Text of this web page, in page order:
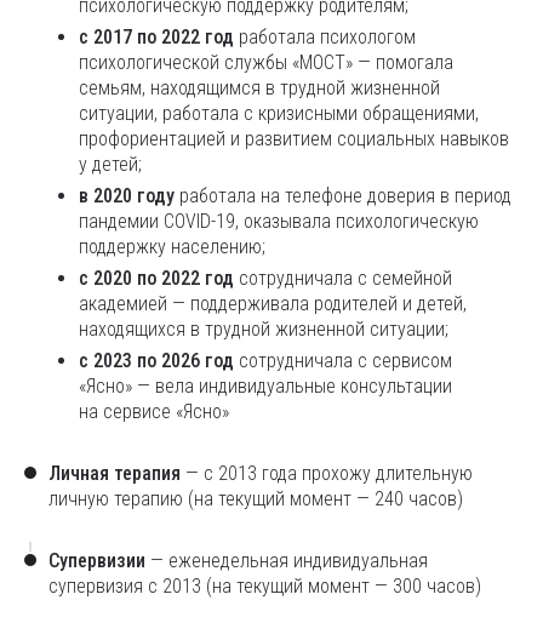
психологическую поддержку родителям;
с 2017 по 2022 год работала психологом
психологической службы «МОСТ» — помогала
семьям, находящимся в трудной жизненной
ситуации, работала с кризисными обращениями,
профориентацией и развитием социальных навыков
у детей;
в 2020 году работала на телефоне доверия в период
пандемии COVID-19, оказывала психологическую
поддержку населению;
с 2020 по 2022 год сотрудничала с семейной
академией — поддерживала родителей и детей,
находящихся в трудной жизненной ситуации;
с 2023 по 2026 год сотрудничала с сервисом
«Ясно» — вела индивидуальные консультации
на сервисе «Ясно»
Личная терапия — с 2013 года прохожу длительную
личную терапию (на текущий момент — 240 часов)
Супервизии — еженедельная индивидуальная
супервизия с 2013 (на текущий момент — 300 часов)